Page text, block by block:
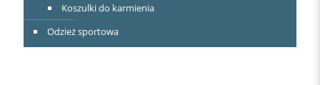
Koszulki do karmienia
Odzież sportowa